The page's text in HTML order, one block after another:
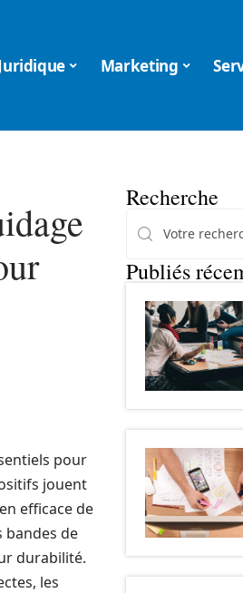
Marketing
pour
jouent
efficace de
bandes de
durabilité.
les
Recherche
Publiés